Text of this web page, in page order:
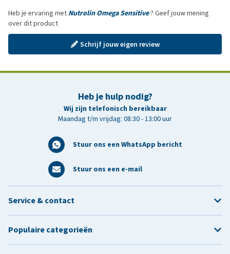
Heb je ervaring met Nutrolin Omega Sensitive? Geef jouw mening
over dit product
Schrijf jouw eigen review
Heb je hulp nodig?
Wij zijn telefonisch bereikbaar
Maandag t/m vrijdag: 08:30 - 13:00 uur
Stuur ons een WhatsApp bericht
Stuur ons een e-mail
Service & contact
Populaire categorieën